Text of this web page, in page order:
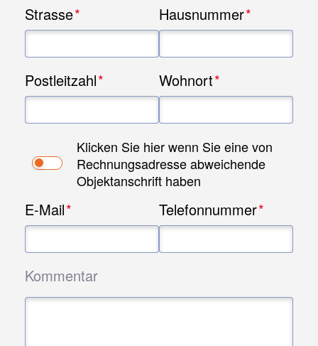
Bauen Sie auch Laubstopkörbe /Gitter/Rollen ein
Ich habe online einen Auftrag erteilt. Wie geht es
weiter?
Was ist, wenn ich meine Dachrinnenmaße nicht
genau ermitteln kann?
nicht stimmen?
Strasse Hausnummer
Postleitzahl Wohnort
Klicken Sie hier wenn Sie eine von
Rechnungsadresse abweichende
Objektanschrift haben
E-Mail Telefonnummer
Kommentar